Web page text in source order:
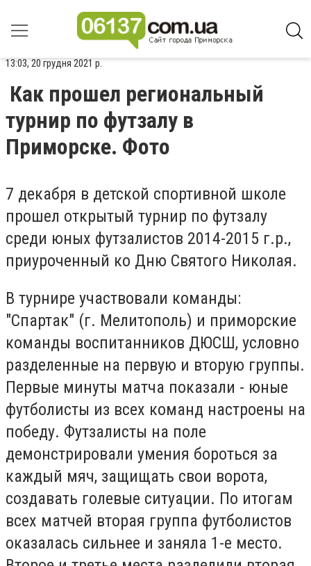
13:03, 20 грудня 2021 р.
Как прошел региональный
турнир по футзалу в
Приморске. Фото
7 декабря в детской спортивной школе
прошел открытый турнир по футзалу
среди юных футзалистов 2014-2015 г.р.,
приуроченный ко Дню Святого Николая.
В турнире участвовали команды:
"Спартак" (г. Мелитополь) и приморские
команды воспитанников ДЮСШ, условно
разделенные на первую и вторую группы.
Первые минуты матча показали - юные
футболисты из всех команд настроены на
победу. Футзалисты на поле
демонстрировали умения бороться за
каждый мяч, защищать свои ворота,
создавать голевые ситуации. По итогам
всех матчей вторая группа футболистов
оказалась сильнее и заняла 1-е место.